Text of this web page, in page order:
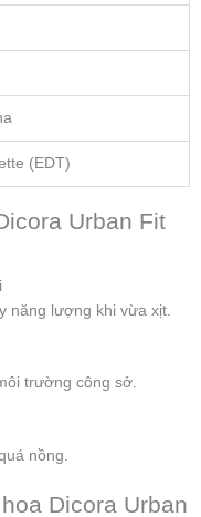
(EDT)
Urban Fit
năng lượng khi vừa xịt.
trường công sở.
nồng.
Dicora Urban